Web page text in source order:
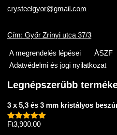
crysteelgyor@gmail.com
Cím: Győr Zrínyi utca 37/3
A megrendelés lépései ÁSZF
Adatvédelmi és jogi nyilatkozat
Legnépszerűbb
3 x 5,3 és 3 mm kristályos
Értékelés:
Ft3,900.00